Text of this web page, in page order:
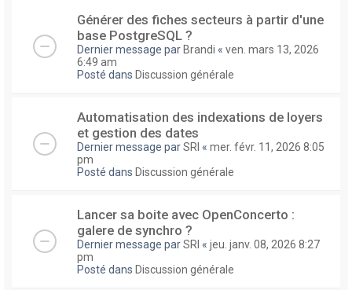
Générer des fiches secteurs à partir d'une
base PostgreSQL ?
Dernier message par Brandi « ven. mars 13, 2026
6:49 am
Posté dans Discussion générale
Automatisation des indexations de loyers
et gestion des dates
Dernier message parSRI « mer. févr. 11, 2026 8:05
pm
Posté dans Discussion générale
Lancer sa boite avec OpenConcerto :
galere de synchro ?
Dernier message parSRI « jeu. janv. 08, 2026 8:27
pm
Posté dans Discussion générale